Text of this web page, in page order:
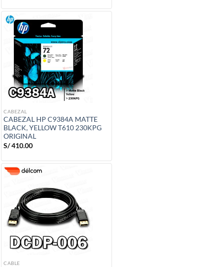
CABEZAL
CABEZAL HP C9384A MATTE
BLACK, YELLOW T610 230KPG
ORIGINAL
S/410.00
CABLE